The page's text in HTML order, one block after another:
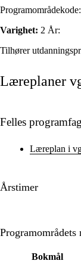
Programområdekode:
Varighet: 2 År:
Tilhører
Læreplaner
Felles programfag
Læreplan i
Årstimer
Bokmål